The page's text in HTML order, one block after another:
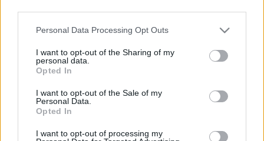
Please note that this website/app uses one or more Google
not limited to your visit or usage behaviour. You may click to
grant or deny consent to Google and its third-party tags to
use your data for below specified purposes in below Google
consent section.
Personal Data Processing Opt Outs
I want to opt-out of the Sharing of my
personal data.
Opted In
I want to opt-out of the Sale of my
Personal Data.
Opted In
I want to opt-out of processing my
„Meghökkentően emberi, abszurd és
tragikomikus” – Ádám almái a
TörökÁkos•2019. december 07.
Az Ünnep után Szabó Máté újabb dán filmet állított